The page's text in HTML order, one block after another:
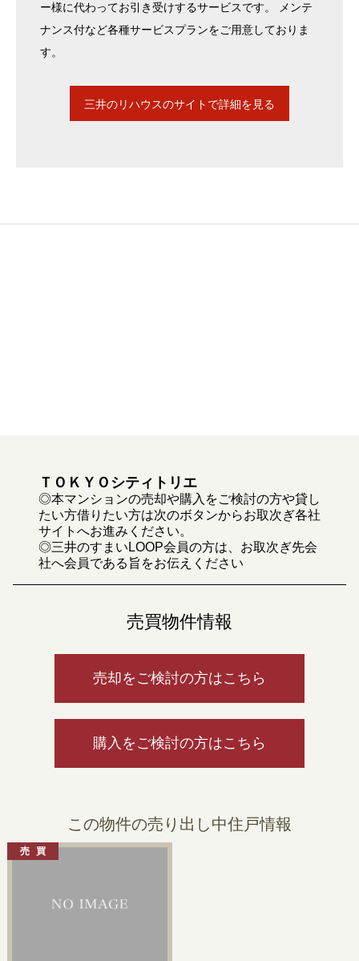
ー様に代わってお引き受けするサービスです。 メンテ
ナンス付など各種サービスプランをご用意しておりま
す。
三井のリハウスのサイトで詳細を見る
ＴＯＫＹＯシティトリエ
◎本マンションの売却や購入をご検討の方や貸し
たい方借りたい方は次のボタンからお取次ぎ各社
サイトへお進みください。
◎三井のすまいLOOP会員の方は、お取次ぎ先会
社へ会員である旨をお伝えください
売買物件情報
売却をご検討の方はこちら
購入をご検討の方はこちら
この物件の売り出し中住戸情報